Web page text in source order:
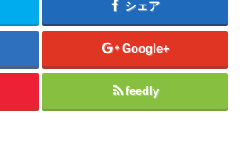
シェア
Google+
feedly